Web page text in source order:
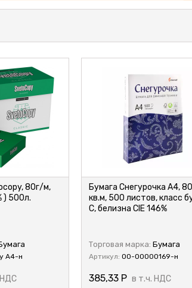
80г/м,
) 500л.
А4-н
Бумага Снегурочка А4,
кв.м, 500 листов, класс
С, белизна CIE 146%
Торговая марка: Бумага
Артикул: 00-00000169-н
385,33 Р в т.ч. НДС